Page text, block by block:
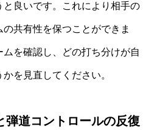
と良いです。これにより相手の
共有性を保つことができま
を確認し、どの打ち分けが自
を見直してください。
弾道コントロールの反復